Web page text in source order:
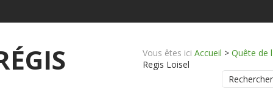
Vous êtes ici Accueil > Quête de
Regis Loisel
Rechercher